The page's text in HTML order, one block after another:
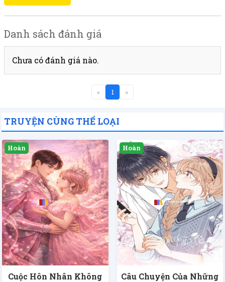
Danh sách đánh giá
Chưa có đánh giá nào.
« 1 »
TRUYỆN CÙNG THỂ LOẠI
Cuộc Hôn Nhân Không
Câu Chuyện Của Những